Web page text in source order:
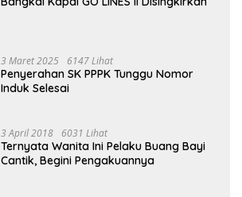
3 Maret 2025 6147 Lihat
Penyerahan SK PPPK Tunggu Nomor
Induk Selesai
3 April 2018 6031 Lihat
Ternyata Wanita Ini Pelaku Buang Bayi
Cantik, Begini Pengakuannya